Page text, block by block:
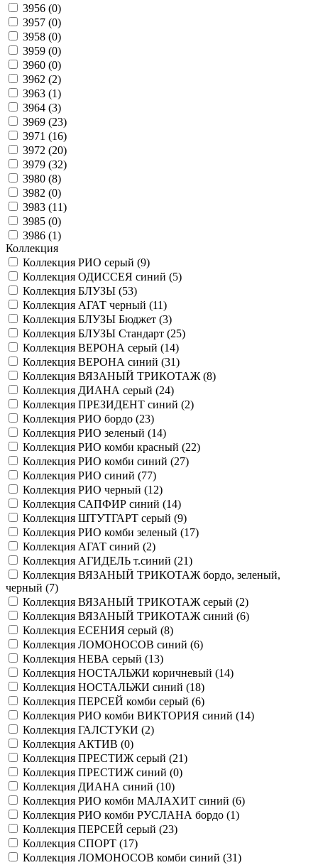
3956 (0)
3957 (0)
3958 (0)
3959 (0)
3960 (0)
3962 (2)
3963 (1)
3964 (3)
3969 (23)
3971 (16)
3972 (20)
3979 (32)
3980 (8)
3982 (0)
3983 (11)
3985 (0)
3986 (1)
Коллекция
Коллекция РИО серый (9)
Коллекция ОДИССЕЯ синий (5)
Коллекция БЛУЗЫ (53)
Коллекция АГАТ черный (11)
Коллекция БЛУЗЫ Бюджет (3)
Коллекция БЛУЗЫ Стандарт (25)
Коллекция ВЕРОНА серый (14)
Коллекция ВЕРОНА синий (31)
Коллекция ВЯЗАНЫЙ ТРИКОТАЖ (8)
Коллекция ДИАНА серый (24)
Коллекция ПРЕЗИДЕНТ синий (2)
Коллекция РИО бордо (23)
Коллекция РИО зеленый (14)
Коллекция РИО комби красный (22)
Коллекция РИО комби синий (27)
Коллекция РИО синий (77)
Коллекция РИО черный (12)
Коллекция САПФИР синий (14)
Коллекция ШТУТГАРТ серый (9)
Коллекция РИО комби зеленый (17)
Коллекция АГАТ синий (2)
Коллекция АГИДЕЛЬ т.синий (21)
Коллекция ВЯЗАНЫЙ ТРИКОТАЖ бордо, зеленый,
черный (7)
Коллекция ВЯЗАНЫЙ ТРИКОТАЖ серый (2)
Коллекция ВЯЗАНЫЙ ТРИКОТАЖ синий (6)
Коллекция ЕСЕНИЯ серый (8)
Коллекция ЛОМОНОСОВ синий (6)
Коллекция НЕВА серый (13)
Коллекция НОСТАЛЬЖИ коричневый (14)
Коллекция НОСТАЛЬЖИ синий (18)
Коллекция ПЕРСЕЙ комби серый (6)
Коллекция РИО комби ВИКТОРИЯ синий (14)
Коллекция ГАЛСТУКИ (2)
Коллекция АКТИВ (0)
Коллекция ПРЕСТИЖ серый (21)
Коллекция ПРЕСТИЖ синий (0)
Коллекция ДИАНА синий (10)
Коллекция РИО комби МАЛАХИТ синий (6)
Коллекция РИО комби РУСЛАНА бордо (1)
Коллекция ПЕРСЕЙ серый (23)
Коллекция СПОРТ (17)
Коллекция ЛОМОНОСОВ комби синий (31)